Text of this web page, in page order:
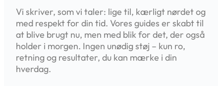
Vi skriver, som vi taler: lige til, kærligt nørdet og
med respekt for din tid. Vores guides er skabt til
at blive brugt nu, men med blik for det, der også
holder i morgen. Ingen unødig støj – kun ro,
retning og resultater, du kan mærke i din
hverdag.